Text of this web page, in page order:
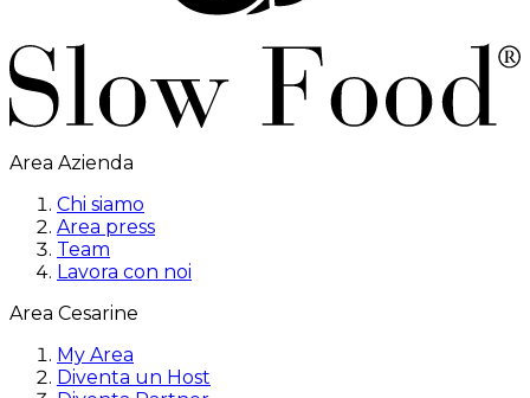
Area Azienda
Chi siamo
Area press
Team
Lavora con noi
Area Cesarine
My Area
Diventa un Host